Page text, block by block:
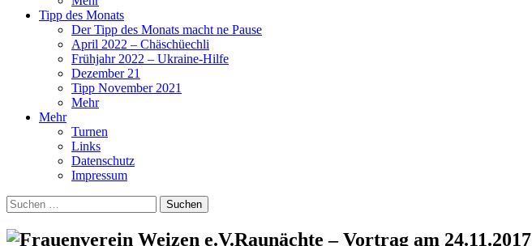
Tipp des Monats
Der Tipp des Monats macht ne Pause
April 2022 – Chäschüechli
Frühjahr 2022 – Ukraine-Hilfe
Dezember 21
Tipp November 2021
Mehr
Mehr
Turnen
Links
Datenschutz
Impressum
Suchen
nach:
Raunächte – Vortrag am 24.11.2017